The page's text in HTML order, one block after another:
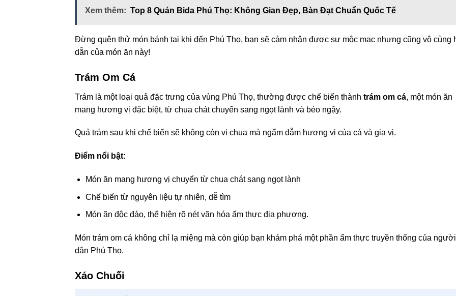
Xem thêm: Top 8 Quán Bida Phú Thọ: Không Gian Đẹp, Bàn Đạt Chuẩn Quốc Tế
Đừng quên thử món bánh tai khi đến Phú Thọ, bạn sẽ cảm nhận được sự mộc mạc nhưng cũng vô cùng
dẫn của món ăn này!
Trám Om Cá
Trám là một loại quả đặc trưng của vùng Phú Thọ, thường được chế biến thành trám om cá, một món ăn
mang hương vị đặc biệt, từ chua chát chuyển sang ngọt lành và béo ngậy.
Quả trám sau khi chế biến sẽ không còn vị chua mà ngấm đẫm hương vị của cá và gia vị.
Điểm nổi bật:
Món ăn mang hương vị chuyển từ chua chát sang ngọt lành
Chế biến từ nguyên liệu tự nhiên, dễ tìm
Món ăn độc đáo, thể hiện rõ nét văn hóa ẩm thực địa phương.
Món trám om cá không chỉ lạ miệng mà còn giúp bạn khám phá một phần ẩm thực truyền thống của người
dân Phú Thọ.
Xáo Chuối